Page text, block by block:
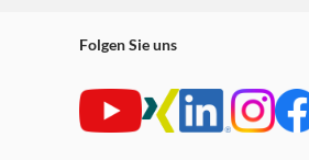
Folgen Sie uns